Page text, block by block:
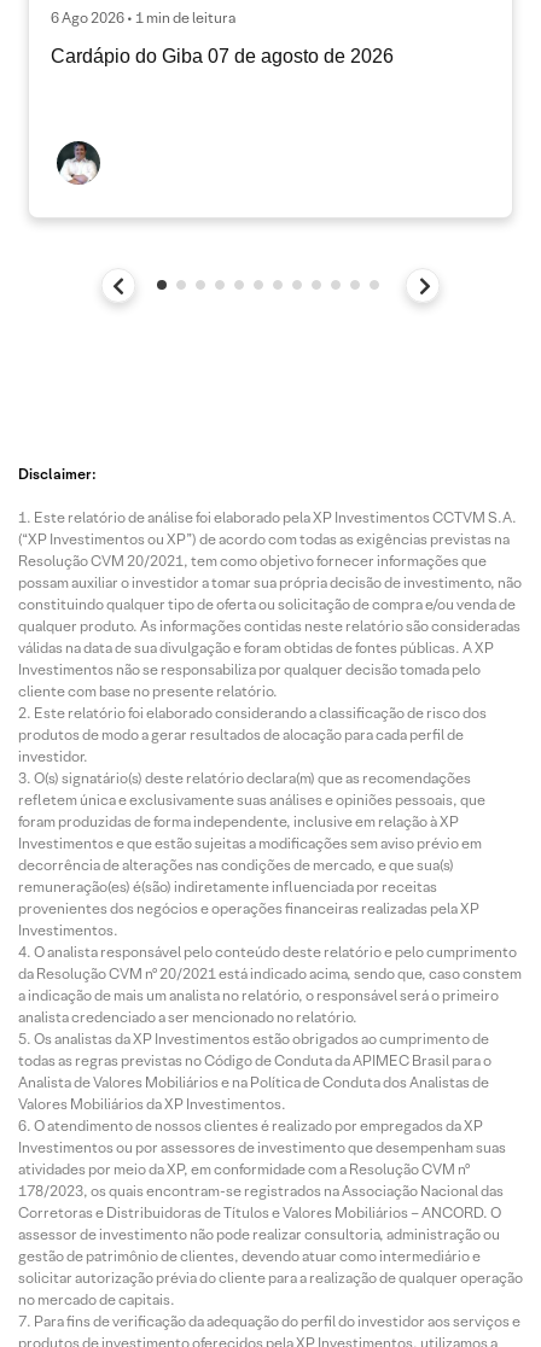
6 Ago 2026 • 1 min de leitura
Cardápio do Giba 07 de agosto de 2026
Disclaimer:
Este relatório de análise foi elaborado pela XP Investimentos CCTVM S.A.
(“XP Investimentos ou XP”) de acordo com todas as exigências previstas na
Resolução CVM 20/2021, tem como objetivo fornecer informações que
possam auxiliar o investidor a tomar sua própria decisão de investimento, não
constituindo qualquer tipo de oferta ou solicitação de compra e/ou venda de
qualquer produto. As informações contidas neste relatório são consideradas
válidas na data de sua divulgação e foram obtidas de fontes públicas. A XP
Investimentos não se responsabiliza por qualquer decisão tomada pelo
cliente com base no presente relatório.
Este relatório foi elaborado considerando a classificação de risco dos
produtos de modo a gerar resultados de alocação para cada perfil de
investidor.
O(s) signatário(s) deste relatório declara(m) que as recomendações
refletem única e exclusivamente suas análises e opiniões pessoais, que
foram produzidas de forma independente, inclusive em relação à XP
Investimentos e que estão sujeitas a modificações sem aviso prévio em
decorrência de alterações nas condições de mercado, e que sua(s)
remuneração(es) é(são) indiretamente influenciada por receitas
provenientes dos negócios e operações financeiras realizadas pela XP
Investimentos.
O analista responsável pelo conteúdo deste relatório e pelo cumprimento
da Resolução CVM nº 20/2021 está indicado acima, sendo que, caso constem
a indicação de mais um analista no relatório, o responsável será o primeiro
analista credenciado a ser mencionado no relatório.
Os analistas da XP Investimentos estão obrigados ao cumprimento de
todas as regras previstas no Código de Conduta da APIMEC Brasil para o
Analista de Valores Mobiliários e na Política de Conduta dos Analistas de
Valores Mobiliários da XP Investimentos.
O atendimento de nossos clientes é realizado por empregados da XP
Investimentos ou por assessores de investimento que desempenham suas
atividades por meio da XP, em conformidade com a Resolução CVM nº
178/2023, os quais encontram-se registrados na Associação Nacional das
Corretoras e Distribuidoras de Títulos e Valores Mobiliários – ANCORD. O
assessor de investimento não pode realizar consultoria, administração ou
gestão de patrimônio de clientes, devendo atuar como intermediário e
solicitar autorização prévia do cliente para a realização de qualquer operação
no mercado de capitais.
Para fins de verificação da adequação do perfil do investidor aos serviços e
produtos de investimento oferecidos pela XP Investimentos, utilizamos a